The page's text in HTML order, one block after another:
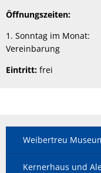
Öffnungszeiten:
1. Sonntag im
Vereinbarung
Eintritt: frei
Weibertreu
Kernerhaus und